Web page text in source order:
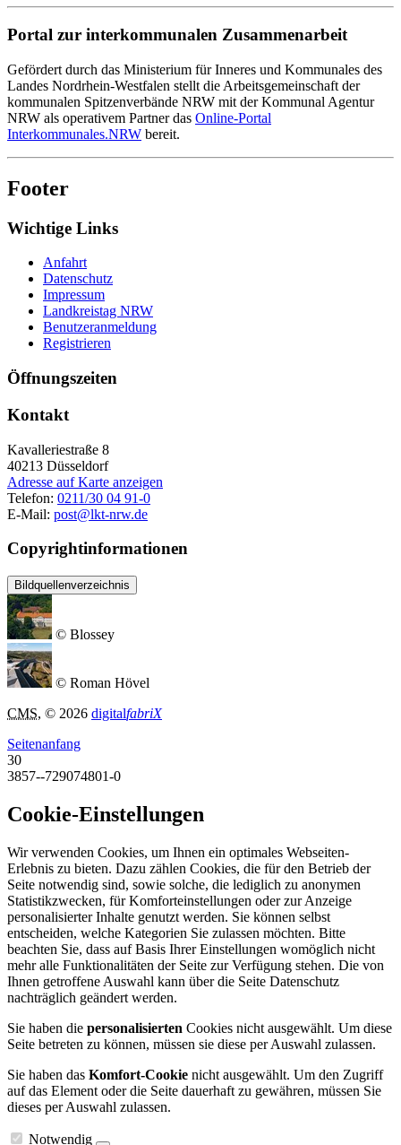
Portal zur interkommunalen Zusammenarbeit
Gefördert durch das Ministerium für Inneres und Kommunales des
Landes Nordrhein-Westfalen stellt die Arbeitsgemeinschaft der
kommunalen Spitzenverbände NRW mit der Kommunal Agentur
NRW als operativem Partner das Online-Portal
Interkommunales.NRW bereit.
Footer
Wichtige Links
Anfahrt
Datenschutz
Impressum
Landkreistag NRW
Benutzeranmeldung
Registrieren
Öffnungszeiten
Kontakt
Kavalleriestraße 8
40213 Düsseldorf
Adresse auf Karte anzeigen
Telefon: 0211/30 04 91-0
E-Mail: post@lkt-nrw.de
Copyrightinformationen
Bildquellenverzeichnis
© Blossey
© Roman Hövel
CMS, © 2026 digitalfabriX
Seitenanfang
30
3857--729074801-0
Cookie-Einstellungen
Wir verwenden Cookies, um Ihnen ein optimales Webseiten-
Erlebnis zu bieten. Dazu zählen Cookies, die für den Betrieb der
Seite notwendig sind, sowie solche, die lediglich zu anonymen
Statistikzwecken, für Komforteinstellungen oder zur Anzeige
personalisierter Inhalte genutzt werden. Sie können selbst
entscheiden, welche Kategorien Sie zulassen möchten. Bitte
beachten Sie, dass auf Basis Ihrer Einstellungen womöglich nicht
mehr alle Funktionalitäten der Seite zur Verfügung stehen. Die von
Ihnen getroffene Auswahl kann über die Seite Datenschutz
nachträglich geändert werden.
Sie haben die personalisierten Cookies nicht ausgewählt. Um diese
Seite betreten zu können, müssen sie diese per Auswahl zulassen.
Sie haben das Komfort-Cookie nicht ausgewählt. Um den Zugriff
auf das Element oder die Seite dauerhaft zu gewähren, müssen Sie
dieses per Auswahl zulassen.
Notwendig